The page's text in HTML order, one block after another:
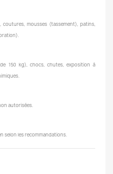
mousses (tassement), patins,
150 kg), chocs, chutes, exposition à
autorisées.
selon les recommandations.